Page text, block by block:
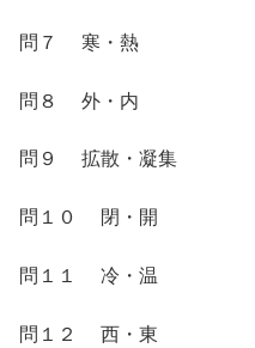
問７ 寒・熱
問８ 外・内
問９ 拡散・凝集
問１０ 閉・開
問１１ 冷・温
問１２ 西・東